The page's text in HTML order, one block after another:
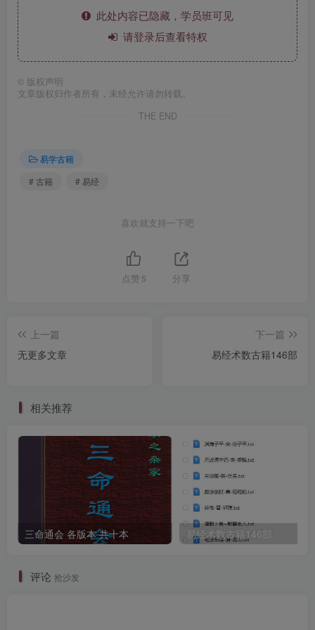
此处内容已隐藏，学员班可见
请登录后查看特权
© 版权声明
文章版权归作者所有，未经允许请勿转载。
THE END
易学古籍
# 古籍
# 易经
喜欢就支持一下吧
点赞 5 分享
上一篇
无更多文章
下一篇
易经术数古籍146部
相关推荐
三命通会 各版本 共十本 易经术数古籍146部
评论 抢沙发